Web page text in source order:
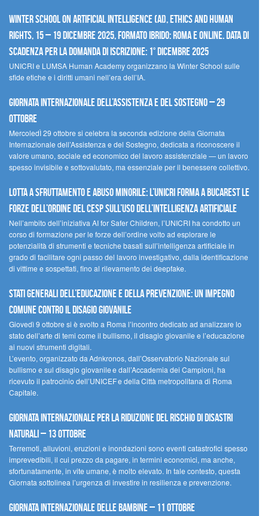
Winter School on Artificial Intelligence (AI), Ethics and Human
Rights, 15 – 19 dicembre 2025, Formato Ibrido: Roma e online. Data di
scadenza per la domanda di iscrizione: 1° dicembre 2025
UNICRI e LUMSA Human Academy organizzano la Winter School sulle
sfide etiche e i diritti umani nell’era dell’IA.
Giornata internazionale dell’assistenza e del sostegno – 29
ottobre
MercoledÌ 29 ottobre si celebra la seconda edizione della Giornata
Internazionale dell’Assistenza e del Sostegno, dedicata a riconoscere il
valore umano, sociale ed economico del lavoro assistenziale — un lavoro
spesso invisibile e sottovalutato, ma essenziale per il benessere collettivo.
Lotta a sfruttamento e abuso minorile: l’UNICRI forma a Bucarest le
forze dell’ordine del CESP sull’uso dell’Intelligenza Artificiale
Nell’ambito dell’iniziativa AI for Safer Children, l’UNICRI ha condotto un
corso di formazione per le forze dell’ordine volto ad esplorare le
potenzialità di strumenti e tecniche basati sull’intelligenza artificiale in
grado di facilitare ogni passo del lavoro investigativo, dalla identificazione
di vittime e sospettati, fino al rilevamento dei deepfake.
Stati Generali dell’Educazione e della Prevenzione: un impegno
comune contro il disagio giovanile
Giovedì 9 ottobre si è svolto a Roma l’incontro dedicato ad analizzare lo
stato dell’arte di temi come il bullismo, il disagio giovanile e l’educazione
ai nuovi strumenti digitali.
L’evento, organizzato da Adnkronos, dall’Osservatorio Nazionale sul
bullismo e sul disagio giovanile e dall’Accademia dei Campioni, ha
ricevuto il patrocinio dell’UNICEF e della Città metropolitana di Roma
Capitale.
Giornata internazionale per la riduzione del rischio di disastri
naturali – 13 ottobre
Terremoti, alluvioni, eruzioni e inondazioni sono eventi catastrofici spesso
imprevedibili, il cui prezzo da pagare, in termini economici, ma anche,
sfortunatamente, in vite umane, è molto elevato. In tale contesto, questa
Giornata sottolinea l’urgenza di investire in resilienza e prevenzione.
Giornata internazionale delle bambine – 11 ottobre